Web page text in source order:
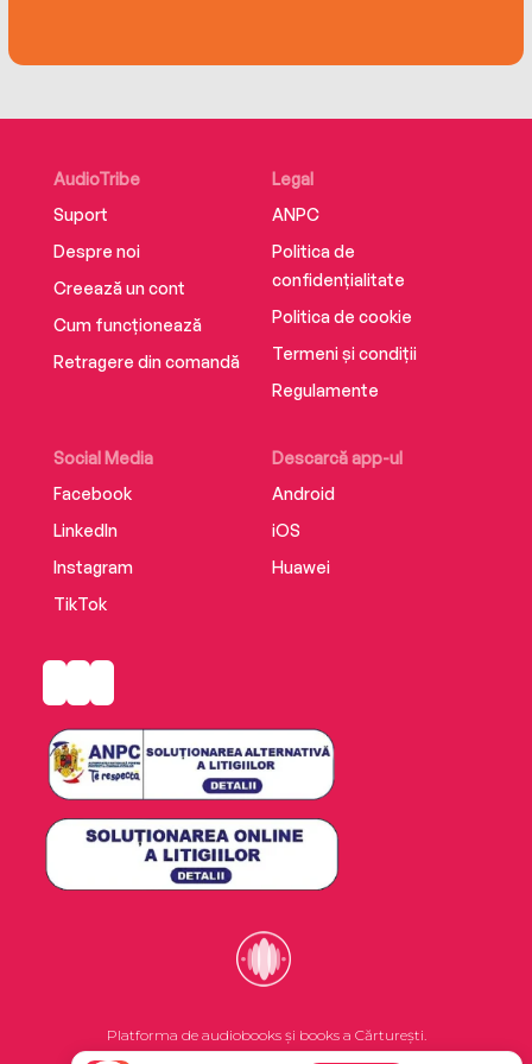
AudioTribe
Suport
Despre noi
Creează un cont
Cum funcționează
Retragere din comandă
Social Media
Facebook
LinkedIn
Instagram
TikTok
Descarcă app-ul
Android
iOS
Huawei
Legal
ANPC
Politica de
confidențialitate
Politica de cookie
Termeni și condiții
Regulamente
Platforma de audiobooks și books a Cărturești.